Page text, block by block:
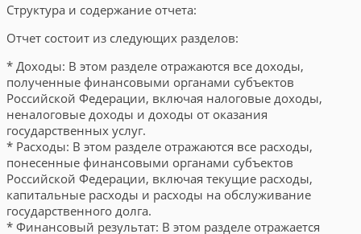
Структура и содержание отчета:
Отчет состоит из следующих разделов:
* Доходы: В этом разделе отражаются все доходы,
полученные финансовыми органами субъектов
Российской Федерации, включая налоговые доходы,
неналоговые доходы и доходы от оказания
государственных услуг.
* Расходы: В этом разделе отражаются все расходы,
понесенные финансовыми органами субъектов
Российской Федерации, включая текущие расходы,
капитальные расходы и расходы на обслуживание
государственного долга.
* Финансовый результат: В этом разделе отражается